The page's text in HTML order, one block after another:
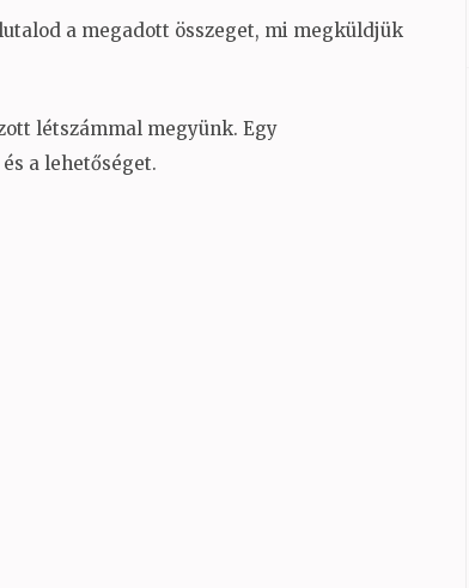
a megadott összeget, mi megküldjük
létszámmal megyünk. Egy
a lehetőséget.